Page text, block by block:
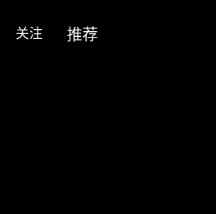
关注 推荐